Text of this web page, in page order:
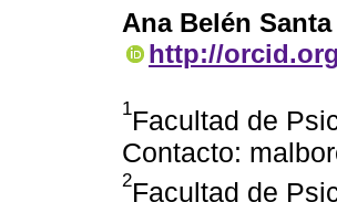
Ana Belén
http://
1Facultad de
Contacto:
2Facultad de